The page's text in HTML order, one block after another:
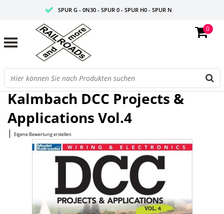
SPUR G - 0N30 - SPUR 0 - SPUR H0 - SPUR N
0
Startseite/DCC Projects & Applications Vol.4
Kalmbach DCC Projects &
Applications Vol.4
| Eigene Bewertung erstellen